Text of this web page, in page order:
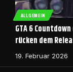
ALLGEMEIN
GTA 6
rücken dem
19. Februar 2026